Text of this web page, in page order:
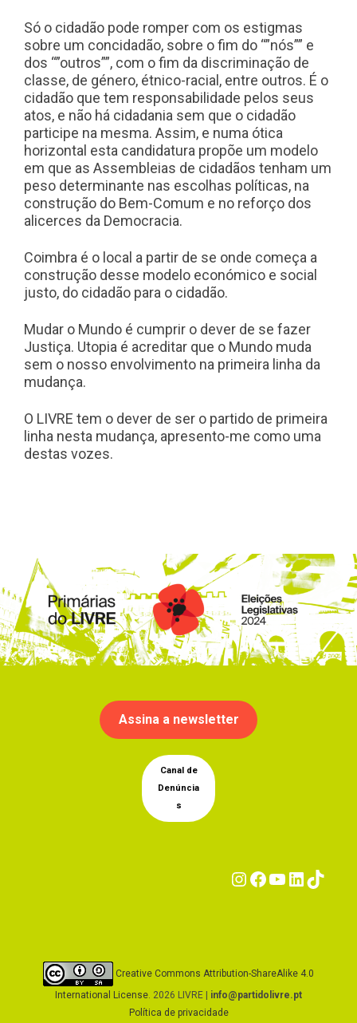
Só o cidadão pode romper com os estigmas
sobre um concidadão, sobre o fim do “”nós”” e
dos “”outros””, com o fim da discriminação de
classe, de género, étnico-racial, entre outros. É o
cidadão que tem responsabilidade pelos seus
atos, e não há cidadania sem que o cidadão
participe na mesma. Assim, e numa ótica
horizontal esta candidatura propõe um modelo
em que as Assembleias de cidadãos tenham um
peso determinante nas escolhas políticas, na
construção do Bem-Comum e no reforço dos
alicerces da Democracia.
Coimbra é o local a partir de se onde começa a
construção desse modelo económico e social
justo, do cidadão para o cidadão.
Mudar o Mundo é cumprir o dever de se fazer
Justiça. Utopia é acreditar que o Mundo muda
sem o nosso envolvimento na primeira linha da
mudança.
O LIVRE tem o dever de ser o partido de primeira
linha nesta mudança, apresento-me como uma
destas vozes.
Assina a newsletter
Canal de
Denúncia
s
Instagram
Facebook
Creative Commons Attribution-ShareAlike 4.0
International License. 2026 LIVRE | info@partidolivre.pt
Política de privacidade